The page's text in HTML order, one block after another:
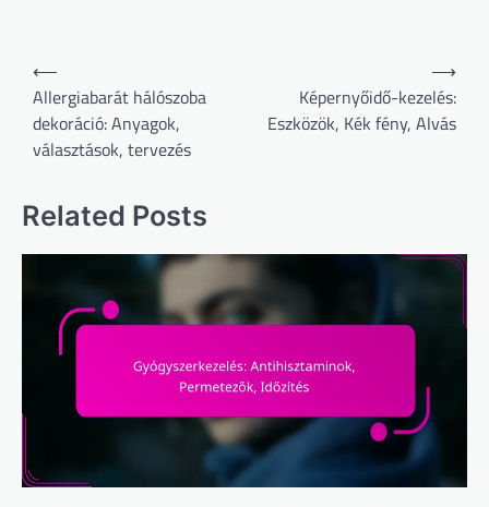
Post
navigation
⟵
Allergiabarát hálószoba
dekoráció: Anyagok,
választások, tervezés
Képernyőidő-kezelés:
Eszközök, Kék fény, Alvás
⟶
Related Posts